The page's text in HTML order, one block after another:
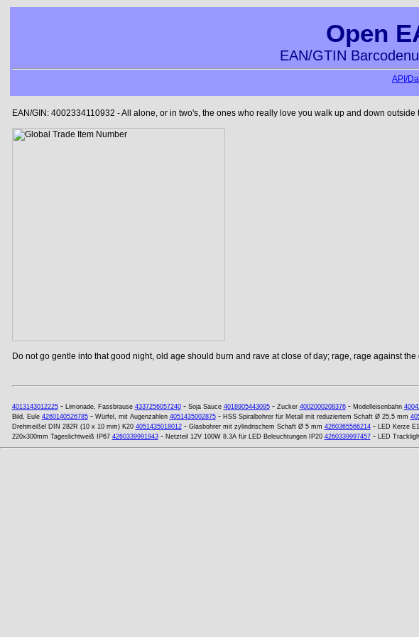
Open
EAN/GTIN
API/
EAN/GIN: 4002334110932 - All alone, or in two's, the ones who really love you walk up and down
Do not go gentle into that good night, old age should burn and rave at close of day; rage, rage against the
4013143012225- Limonade, Fassbrause 4337256057240- Soja Sauce 4018905443095- Zucker 4002000208376- Modelleisenbahn
Bild, Eule 4260140526785- Würfel, mit Augenzahlen 4051435002875- HSS Spiralbohrer für Metall mit reduziertem Schaft Ø 25,5 mm
Drehmeißel DIN 282R (10 x 10 mm) K20 4051435018012- Glasbohrer mit zylindrischem Schaft Ø 5 mm 4260365566214- LED Kerze
220x300mm Tageslichtweiß IP67 4260339991943- Netzteil 12V 100W 8.3A für LED Beleuchtungen IP20 4260339997457- LED